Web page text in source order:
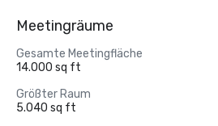
Meetingräume
Gesamte Meetingfläche
14.000 sq ft
Größter Raum
5.040 sq ft